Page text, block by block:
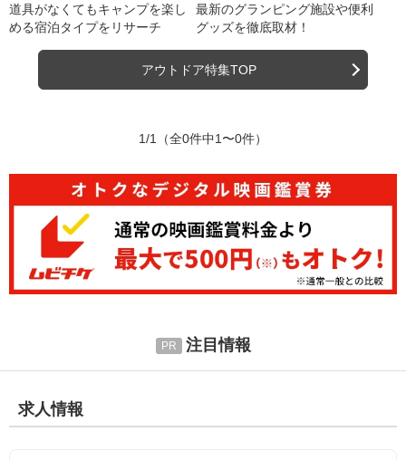
道具がなくてもキャンプを楽し
める宿泊タイプをリサーチ
最新のグランピング施設や便利
グッズを徹底取材！
アウトドア特集TOP
1/1 （全0件中1〜0件）
注目情報
求人情報